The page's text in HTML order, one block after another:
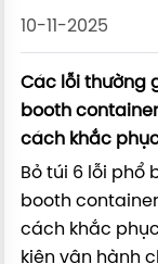
10-11-2025
Các lỗi thường
booth
cách khắc
Bỏ túi 6 lỗi phổ
booth
cách khắc
kiện vận hành